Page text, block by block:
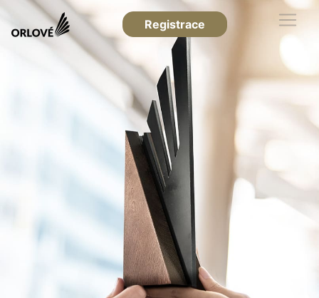
Registrace